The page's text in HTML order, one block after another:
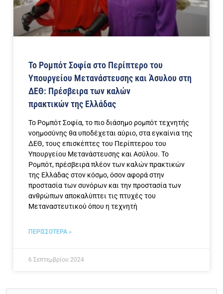
Το Ρομπότ Σοφία στο Περίπτερο του
Υπουργείου Μετανάστευσης και Άσυλου στη
ΔΕΘ: Πρέσβειρα των καλών
πρακτικών της Ελλάδας
Το Ρομπότ Σοφία, το πιο διάσημο ρομπότ τεχνητής
νοημοσύνης θα υποδέχεται αύριο, στα εγκαίνια της
ΔΕΘ, τους επισκέπτες του Περίπτερου του
Υπουργείου Μετανάστευσης και Ασύλου. Το
Ρομπότ, πρέσβειρα πλέον των καλών πρακτικών
της Ελλάδας στον κόσμο, όσον αφορά στην
προστασία των συνόρων και την προστασία των
ανθρώπων αποκαλύπτει τις πτυχές του
Μεταναστευτικού όπου η τεχνητή
ΠΕΡΙΣΣΟΤΕΡΑ »
6 Σεπτεμβρίου 2024